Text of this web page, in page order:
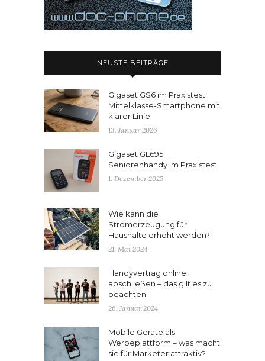
NEUSTE BEITRÄGE
Gigaset GS6 im Praxistest:
Mittelklasse-Smartphone mit
klarer Linie
13. Januar 2026
Gigaset GL695
Seniorenhandy im Praxistest
1. Dezember 2025
Wie kann die
Stromerzeugung für
Haushalte erhöht werden?
21. Mai 2024
Handyvertrag online
abschließen – das gilt es zu
beachten
26. Januar 2024
Mobile Geräte als
Werbeplattform – was macht
sie für Marketer attraktiv?